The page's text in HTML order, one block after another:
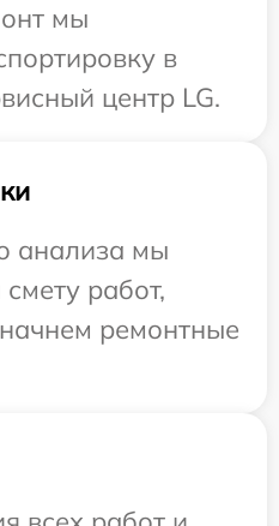
мы
в
центр LG.
анализа мы
работ,
ремонтные